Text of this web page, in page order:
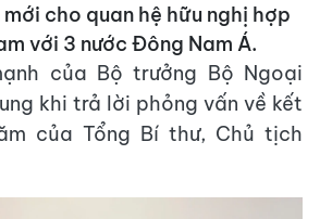
cho quan hệ hữu nghị hợp
với 3 nước Đông Nam Á.
của Bộ trưởng Bộ Ngoại
khi trả lời phỏng vấn về kết
của Tổng Bí thư, Chủ tịch